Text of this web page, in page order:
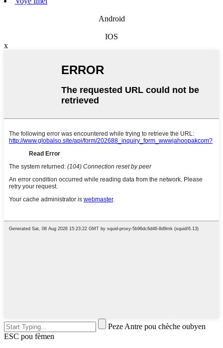
Android
IOS
x
Peze Antre pou chèche oubyen
ESC pou fèmen